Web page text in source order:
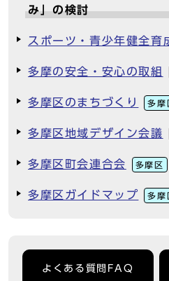
み」の検討
スポーツ・青少年健全育
多摩の安全・安心の取組
多摩区のまちづくり 多摩
多摩区地域デザイン会議
多摩区町会連合会 多摩区
多摩区ガイドマップ 多摩
よくある質問FAQ